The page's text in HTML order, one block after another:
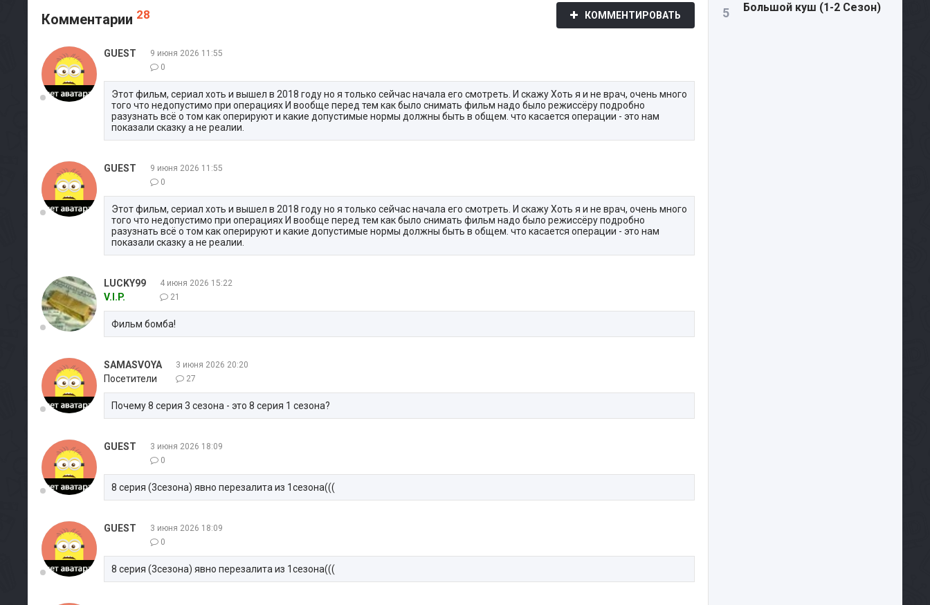
Комментарии 28 КОММЕНТИРОВАТЬ
GUEST
9 июня 2026 11:55
0
Этот фильм, сериал хоть и вышел в 2018 году но я только сейчас начала его смотреть. И скажу Хоть я и не врач, очень много
того что недопустимо при операциях И вообще перед тем как было снимать фильм надо было режиссёру подробно
разузнать всё о том как оперируют и какие допустимые нормы должны быть в общем. что касается операции - это нам
показали сказку а не реалии.
GUEST
9 июня 2026 11:55
0
Этот фильм, сериал хоть и вышел в 2018 году но я только сейчас начала его смотреть. И скажу Хоть я и не врач, очень много
того что недопустимо при операциях И вообще перед тем как было снимать фильм надо было режиссёру подробно
разузнать всё о том как оперируют и какие допустимые нормы должны быть в общем. что касается операции - это нам
показали сказку а не реалии.
LUCKY99
V.I.P.
4 июня 2026 15:22
21
Фильм бомба!
SAMASVOYA
Посетители
3 июня 2026 20:20
27
Почему 8 серия 3 сезона - это 8 серия 1 сезона?
GUEST
3 июня 2026 18:09
0
8 серия (3сезона) явно перезалита из 1сезона(((
GUEST
3 июня 2026 18:09
0
8 серия (3сезона) явно перезалита из 1сезона(((
Большой куш (1-2 Сезон)